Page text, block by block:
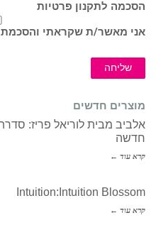
הסכמה לתקנון פרטיות
אני מאשר/ת שקראתי
שליחה
מוצרים חדשים
אלביב מבית לוריאל פריז:
חדשה
קרא עוד ←
Intuition:Intuition Blossom
קרא עוד ←